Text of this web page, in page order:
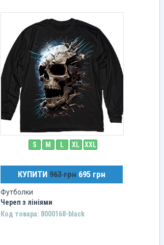
S M L XL XXL
КУПИТИ 963 грн 695 грн
Футболки
Череп з лініями
Код товара: 8000168-black